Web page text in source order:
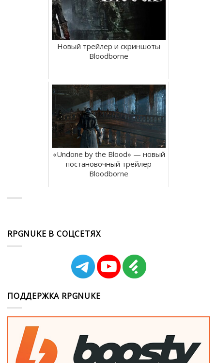
Новый трейлер и скриншоты
Bloodborne
«Undone by the Blood» — новый
постановочный трейлер
Bloodborne
RPGNUKE В СОЦСЕТЯХ
ПОДДЕРЖКА RPGNUKE